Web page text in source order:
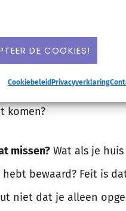
DE COOKIES!
Cookiebeleid Privacyverklaring
krijg je een naar
je het tóch nog nodig
komen?
missen? Wat als je
bewaard? Feit is
niet dat je alleen